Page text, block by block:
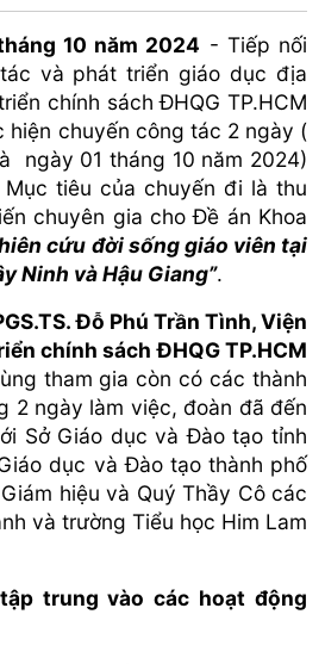
10 năm 2024 - Tiếp nối
và phát triển giáo dục địa
chính sách ĐHQG TP.HCM
hiện chuyến công tác 2 ngày (
ngày 01 tháng 10 năm 2024)
tiêu của chuyến đi là thu
chuyên gia cho Đề án Khoa
cứu đời sống giáo viên tại
Ninh và Hậu Giang”.
Đỗ Phú Trần Tình, Viện
chính sách ĐHQG TP.HCM
tham gia còn có các thành
2 ngày làm việc, đoàn đã đến
Sở Giáo dục và Đào tạo tỉnh
dục và Đào tạo thành phố
hiệu và Quý Thầy Cô các
và trường Tiểu học Him Lam
trung vào các hoạt động